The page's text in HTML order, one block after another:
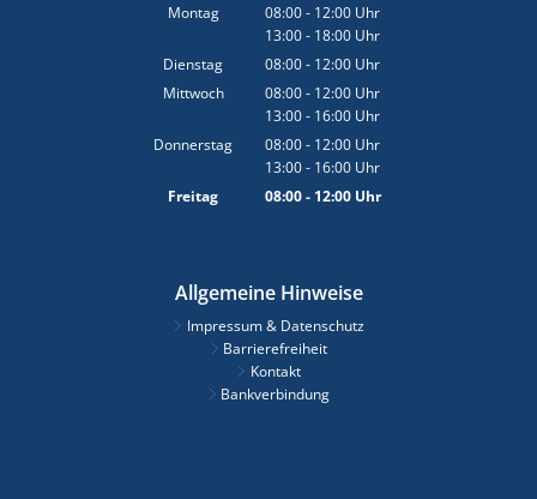
Montag 08:00- 12:00 Uhr
Von 08:00 bis 12:00 Uhr
13:00- 18:00 Uhr
Von 13:00 bis 18:00 Uhr
Dienstag 08:00- 12:00 Uhr
Von 08:00 bis 12:00 Uhr
Mittwoch 08:00- 12:00 Uhr
Von 08:00 bis 12:00 Uhr
13:00- 16:00 Uhr
Von 13:00 bis 16:00 Uhr
Donnerstag 08:00- 12:00 Uhr
Von 08:00 bis 12:00 Uhr
13:00- 16:00 Uhr
Von 13:00 bis 16:00 Uhr
Freitag 08:00- 12:00Uhr
Allgemeine Hinweise
Impressum & Datenschutz
Barrierefreiheit
Kontakt
Bankverbindung